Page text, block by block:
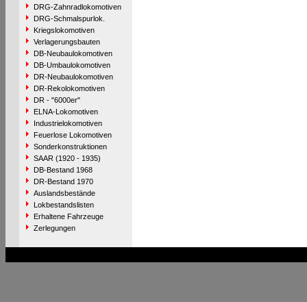
DRG-Zahnradlokomotiven
DRG-Schmalspurlok.
Kriegslokomotiven
Verlagerungsbauten
DB-Neubaulokomotiven
DB-Umbaulokomotiven
DR-Neubaulokomotiven
DR-Rekolokomotiven
DR - "6000er"
ELNA-Lokomotiven
Industrielokomotiven
Feuerlose Lokomotiven
Sonderkonstruktionen
SAAR (1920 - 1935)
DB-Bestand 1968
DR-Bestand 1970
Auslandsbestände
Lokbestandslisten
Erhaltene Fahrzeuge
Zerlegungen